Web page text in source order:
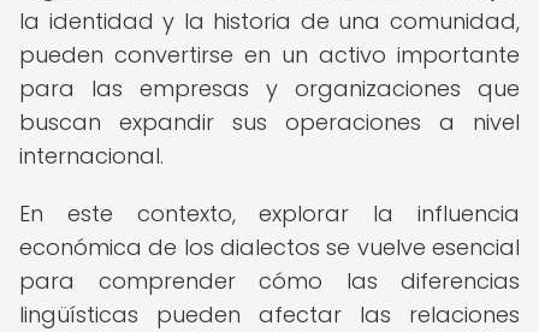
la identidad y la historia de una comunidad,
pueden convertirse en un activo importante
para las empresas y organizaciones que
buscan expandir sus operaciones a nivel
internacional.
En este contexto, explorar la influencia
económica de los dialectos se vuelve esencial
para comprender cómo las diferencias
lingüísticas pueden afectar las relaciones